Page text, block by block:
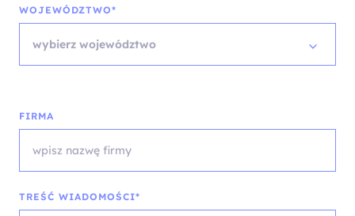
WOJEWÓDZTWO*
wybierz województwo
FIRMA
TREŚĆ WIADOMOŚCI*